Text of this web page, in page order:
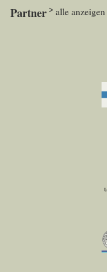
Partner alle anzeigen